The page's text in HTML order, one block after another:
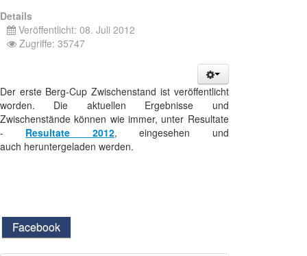
Details
Veröffentlicht: 08. Juli 2012
Zugriffe: 35747
Der erste Berg-Cup Zwischenstand ist veröffentlicht
worden. Die aktuellen Ergebnisse und
Zwischenstände können wie immer, unter Resultate
- Resultate 2012, eingesehen und
auch heruntergeladen werden.
Facebook